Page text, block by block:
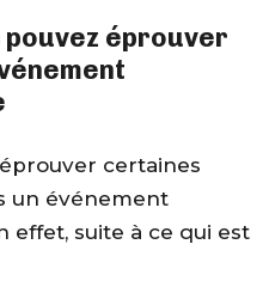
pouvez éprouver
certaines
un événement
effet, suite à ce qui est